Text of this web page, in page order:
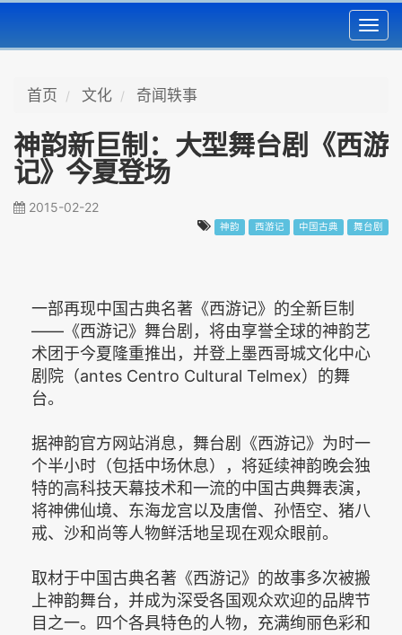
首页 文化 奇闻轶事
神韵新巨制：大型舞台剧《西游
记》今夏登场
2015-02-22
神韵 西游记 中国古典 舞台剧
一部再现中国古典名著《西游记》的全新巨制
——《西游记》舞台剧，将由享誉全球的神韵艺
术团于今夏隆重推出，并登上墨西哥城文化中心
剧院（antes Centro Cultural Telmex）的舞
台。
据神韵官方网站消息，舞台剧《西游记》为时一
个半小时（包括中场休息），将延续神韵晚会独
特的高科技天幕技术和一流的中国古典舞表演，
将神佛仙境、东海龙宫以及唐僧、孙悟空、猪八
戒、沙和尚等人物鲜活地呈现在观众眼前。
取材于中国古典名著《西游记》的故事多次被搬
上神韵舞台，并成为深受各国观众欢迎的品牌节
目之一。四个各具特色的人物，充满绚丽色彩和